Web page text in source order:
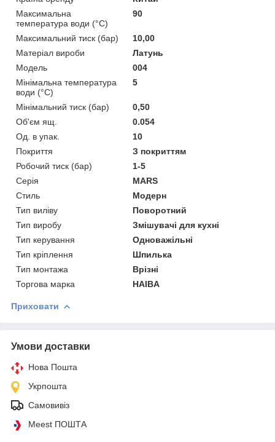
Максимальна
температура води (°C)
90
Максимальний тиск (бар)
10,00
Матеріал вироби
Латунь
Мoдель
004
Мінімальна температура
води (°C)
5
Мінімальний тиск (бар)
0,50
Об'єм ящ.
0.054
Од. в упак.
10
Покриття
З покриттям
Робочий тиск (бар)
1-5
Серія
MARS
Стиль
Модерн
Тип виліву
Поворотний
Тип виробу
Змішувачі для кухні
Тип керування
Одноважільні
Тип кріплення
Шпилька
Тип монтажа
Врізні
Торгова марка
HAIBA
Приховати
Умови доставки
Нова Пошта
Укрпошта
Самовивіз
Meest ПОШТА